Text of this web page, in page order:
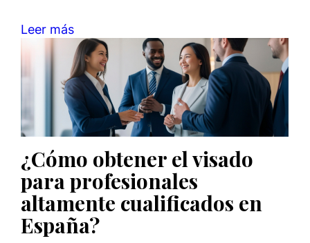
Leer más
¿Cómo obtener el visado
para profesionales
altamente cualificados en
España?